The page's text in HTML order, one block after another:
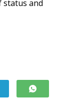
status and